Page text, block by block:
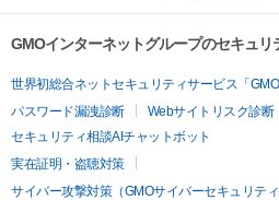
GMOインターネットグループのセキュリ
世界初総合ネットセキュリティサービス「GMO
パスワード漏洩診断
Webサイトリスク診断
セキュリティ相談AIチャットボット
実在証明・盗聴対策
サイバー攻撃対策（GMOサイバーセキュリティ